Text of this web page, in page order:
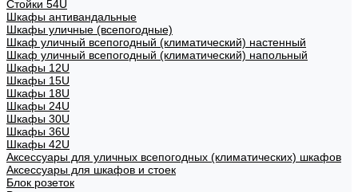
Стойки 54U
Шкафы антивандальные
Шкафы уличные (всепогодные)
Шкаф уличный всепогодный (климатический) настенный
Шкаф уличный всепогодный (климатический) напольный
Шкафы 12U
Шкафы 15U
Шкафы 18U
Шкафы 24U
Шкафы 30U
Шкафы 36U
Шкафы 42U
Аксессуары для уличных всепогодных (климатических) шкафов
Аксессуары для шкафов и стоек
Блок розеток